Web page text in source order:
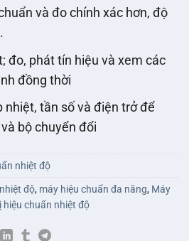
và đo chính xác hơn, độ
đo, phát tín hiệu và xem các
đồng thời
nhiệt, tần số và điện trở để
bộ chuyển đổi
nhiệt độ
độ, máy hiệu chuẩn đa năng, Máy
hiệu chuẩn nhiệt độ